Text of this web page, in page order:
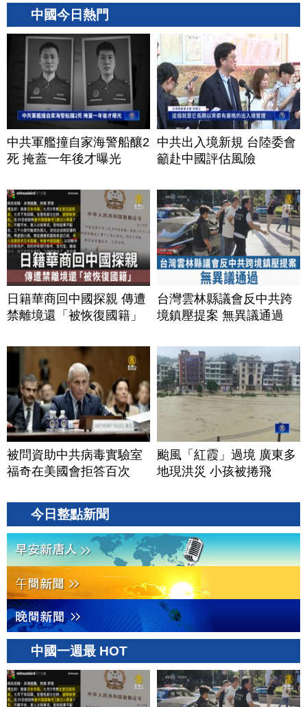
中國今日熱門
中共軍艦撞自家海警船釀2
死 掩蓋一年後才曝光
中共出入境新規 台陸委會
籲赴中國評估風險
日籍華商回中國探親 傳遭
禁離境還「被恢復國籍」
台灣雲林縣議會反中共跨
境鎮壓提案 無異議通過
被問資助中共病毒實驗室
福奇在美國會拒答百次
颱風「紅霞」過境 廣東多
地現洪災 小孩被捲飛
今日整點新聞
中國一週最 HOT